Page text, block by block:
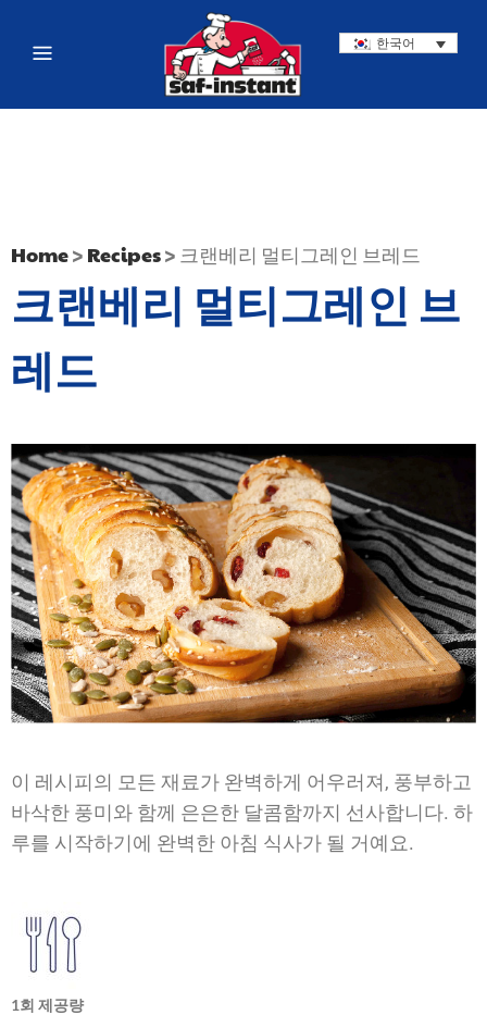
한국어
Home> Recipes> 크랜베리 멀티그레인 브레드
크랜베리 멀티그레인 브
레드
이 레시피의 모든 재료가 완벽하게 어우러져, 풍부하고
바삭한 풍미와 함께 은은한 달콤함까지 선사합니다. 하
루를 시작하기에 완벽한 아침 식사가 될 거예요.
1회 제공량